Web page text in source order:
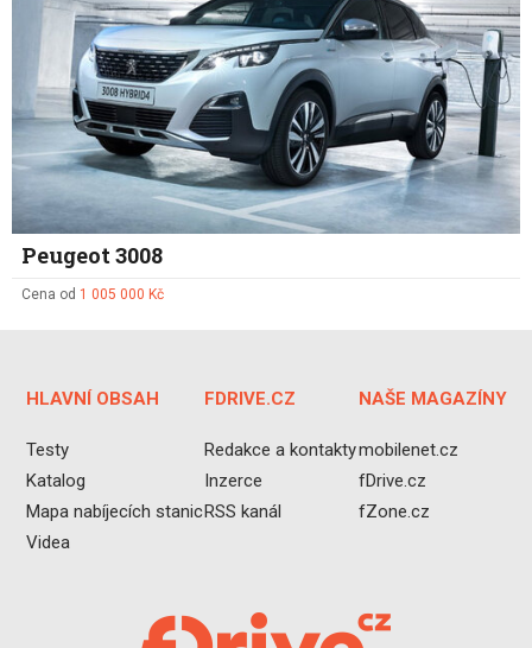
Peugeot 3008
Cena od 1 005 000 Kč
HLAVNÍ OBSAH
Testy
Katalog
Mapa nabíjecích stanic
Videa
FDRIVE.CZ
Redakce a kontakty
Inzerce
RSS kanál
NAŠE MAGAZÍNY
mobilenet.cz
fDrive.cz
fZone.cz